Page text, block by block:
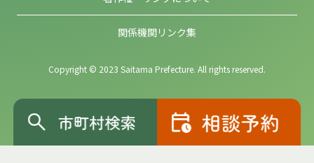
関係機関リンク集
Copyright © 2023 Saitama Prefecture. All rights reserved.